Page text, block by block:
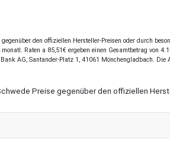
den offiziellen Hersteller-Preisen oder durch
Raten a 85,51€ ergeben einen Gesamtbetrag
AG, Santander-Platz 1, 41061 Mönchengladbach.
Preise gegenüber den offiziellen